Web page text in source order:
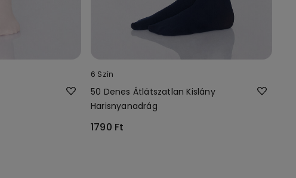
6 Szín
50 Denes Átlátszatlan Kislány
Harisnyanadrág
1790 Ft